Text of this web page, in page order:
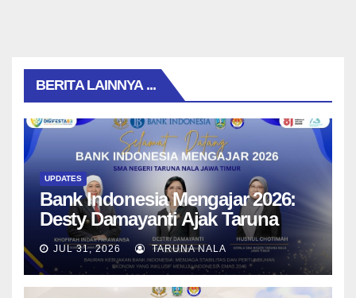
BERITA LAINNYA ...
UPDATES
Bank Indonesia Mengajar 2026:
Desty Damayanti Ajak Taruna
SMAN Taruna Nala Jawa Timur
Menjadi Generasi Pemimpin
Berwawasan Global
JUL 31, 2026 TARUNA NALA